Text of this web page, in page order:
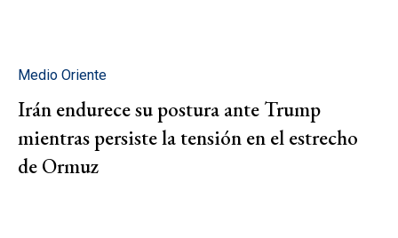
Medio Oriente
Irán endurece su postura ante Trump
mientras persiste la tensión en el estrecho
de Ormuz